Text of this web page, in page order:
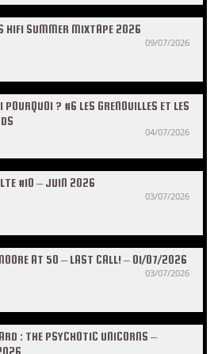
HIFI SUMMER MIXTAPE 2026
09/07/2026
? #6 LES GRENOUILLES ET LES
04/07/2026
#10 – JUIN 2026
03/07/2026
AT 50 – LAST CALL! – 01/07/2026
03/07/2026
: THE PSYCHOTIC UNICORNS –